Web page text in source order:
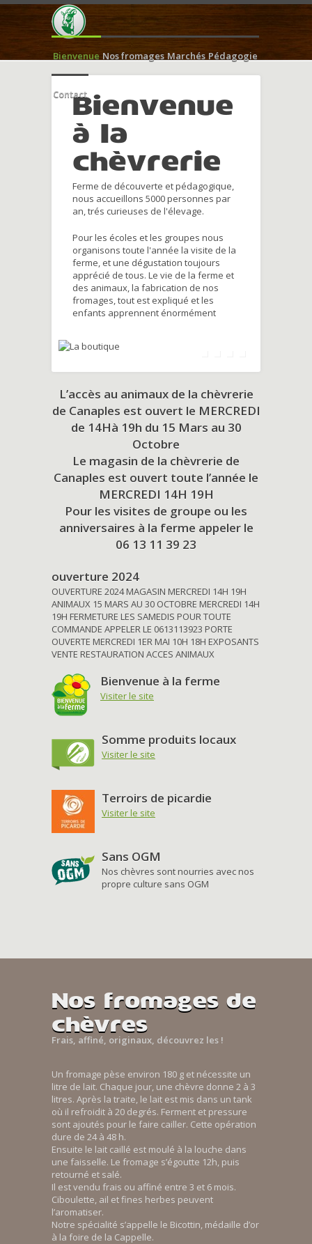
Bienvenue Nos fromages Marchés Pédagogie
ContactBienvenue
à la
chèvrerie
Ferme de découverte et pédagogique,
nous accueillons 5000 personnes par
an, trés curieuses de l'élevage.
Pour les écoles et les groupes nous
organisons toute l'année la visite de la
ferme, et une dégustation toujours
apprécié de tous. Le vie de la ferme et
des animaux, la fabrication de nos
fromages, tout est expliqué et les
enfants apprennent énormément
L’accès au animaux de la chèvrerie
de Canaples est ouvert le MERCREDI
de 14Hà 19h du 15 Mars au 30
Octobre
Le magasin de la chèvrerie de
Canaples est ouvert toute l’année le
MERCREDI 14H 19H
Pour les visites de groupe ou les
anniversaires à la ferme appeler le
06 13 11 39 23
ouverture 2024
OUVERTURE 2024 MAGASIN MERCREDI 14H 19H
ANIMAUX 15 MARS AU 30 OCTOBRE MERCREDI 14H
19H FERMETURE LES SAMEDIS POUR TOUTE
COMMANDE APPELER LE 0613113923 PORTE
OUVERTE MERCREDI 1ER MAI 10H 18H EXPOSANTS
VENTE RESTAURATION ACCES ANIMAUX
Bienvenue à la ferme
Visiter le site
Somme produits locaux
Visiter le site
Terroirs de picardie
Visiter le site
Sans OGM
Nos chèvres sont nourries avec nos
propre culture sans OGM
Nos fromages de
chèvres
Frais, affiné, originaux, découvrez les !
Un fromage pèse environ 180 g et nécessite un
litre de lait. Chaque jour, une chèvre donne 2 à 3
litres. Après la traite, le lait est mis dans un tank
où il refroidit à 20 degrés. Ferment et pressure
sont ajoutés pour le faire cailler. Cette opération
dure de 24 à 48 h.
Ensuite le lait caillé est moulé à la louche dans
une faisselle. Le fromage s’égoutte 12h, puis
retourné et salé.
Il est vendu frais ou affiné entre 3 et 6 mois.
Ciboulette, ail et fines herbes peuvent
l’aromatiser.
Notre spécialité s’appelle le Bicottin, médaille d’or
à la foire de la Cappelle.